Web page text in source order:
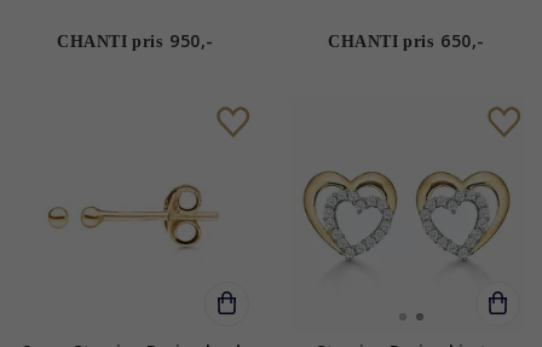
CHANTI pris 950,-
zirkon
CHANTI pris 650,-